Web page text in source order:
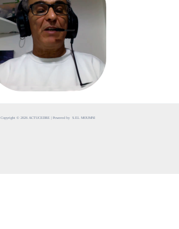
Copyright © 2026 ACTUCEDRE | Powered by S.EL MOUMNI